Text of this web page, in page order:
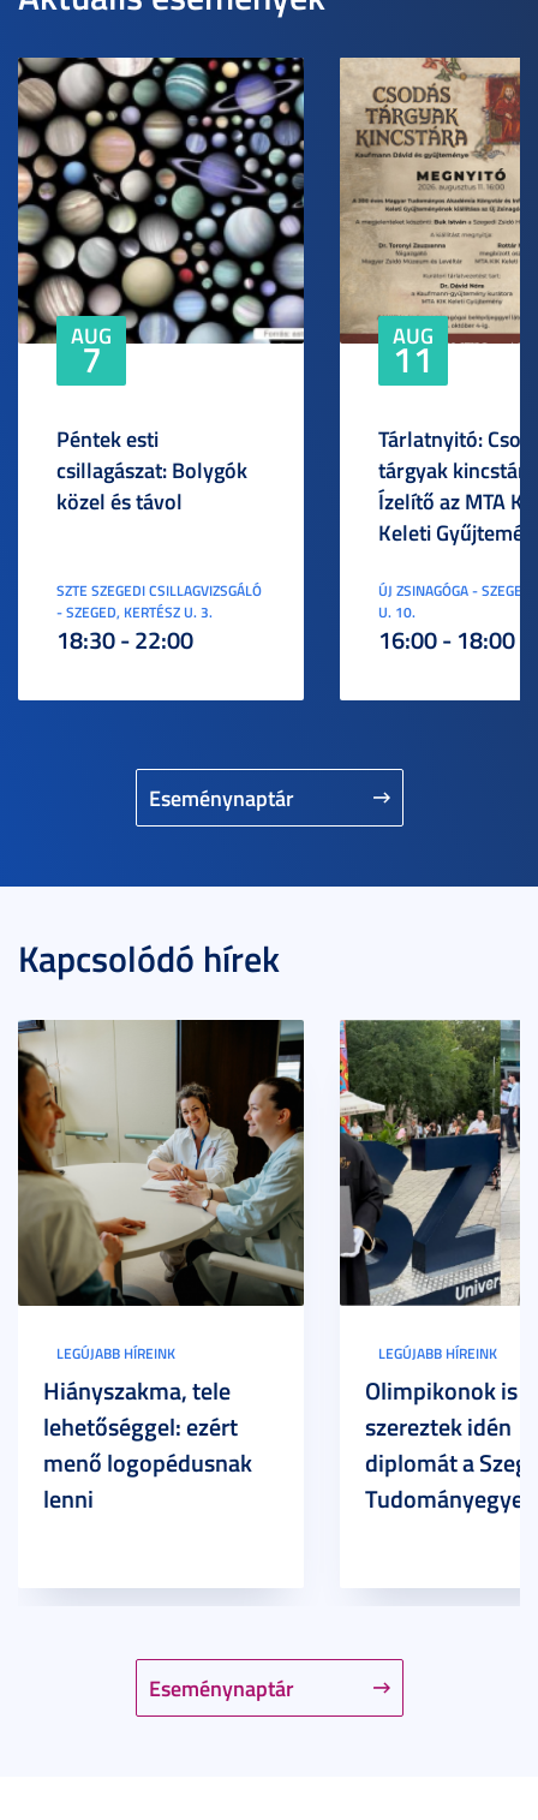
Eseménynaptár
AUG
7
Péntek esti
csillagászat: Bolygók
közel és távol
SZTE SZEGEDI CSILLAGVIZSGÁLÓ
- SZEGED, KERTÉSZ U. 3.
18:30 - 22:00
AUG
11
Tárlatnyitó:
tárgyak
Ízelítő az MTA
Keleti
ÚJ ZSINAGÓGA -
U. 10.
16:00 - 18:00
Kapcsolódó hírek
Eseménynaptár
LEGÚJABB HÍREINK
Hiányszakma, tele
lehetőséggel: ezért
menő logopédusnak
lenni
LEGÚJABB HÍREINK
Olimpikonok is
szereztek idén
diplomát a